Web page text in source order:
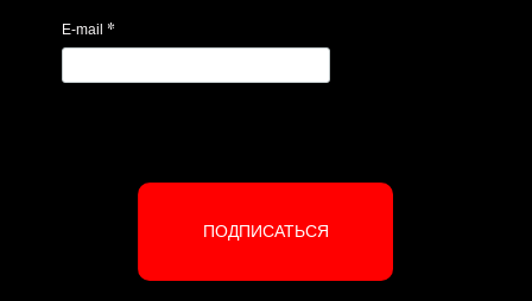
E-mail *
ПОДПИСАТЬСЯ